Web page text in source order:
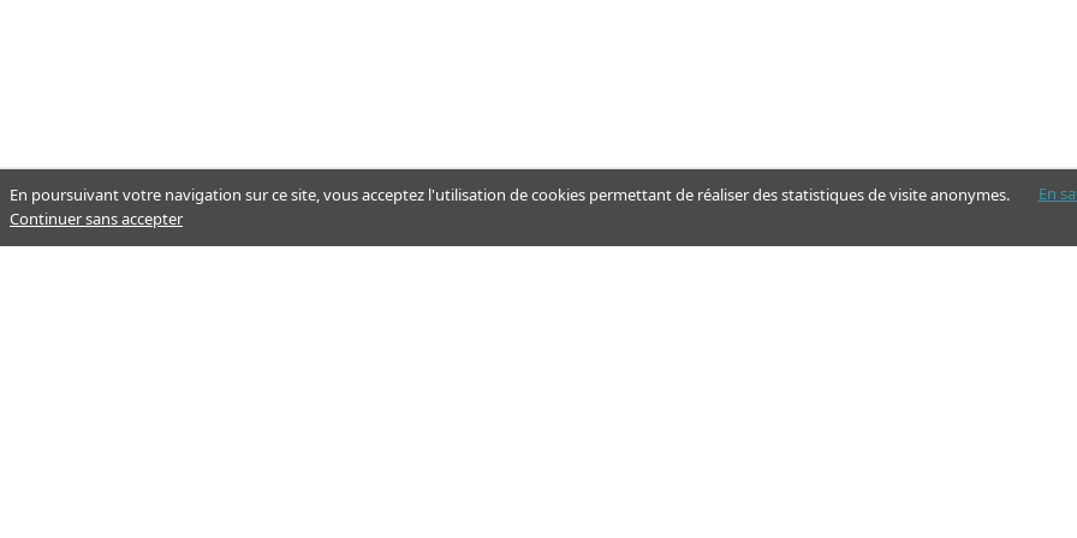
En poursuivant votre navigation sur ce site, vous acceptez l'utilisation de cookies permettant de réaliser des statistiques de visite anonymes. En
Continuer sans accepter